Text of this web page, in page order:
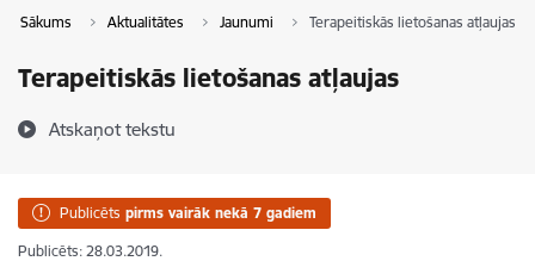
Sākums Aktualitātes Jaunumi Terapeitiskās lietošanas atļaujas
Terapeitiskās lietošanas atļaujas
Atskaņot tekstu
Publicēts pirms vairāk nekā 7 gadiem
Publicēts: 28.03.2019.